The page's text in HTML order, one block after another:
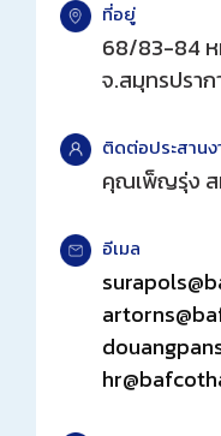
ลิงค์เว็บไซต์
ที่อยู่
68/83-84 ห
จ.สมุทรปราก
ติดต่อประสานง
คุณเพ็ญรุ่ง
อีเมล